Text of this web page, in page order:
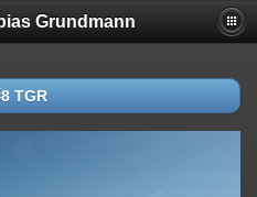
Grundmann
TGR